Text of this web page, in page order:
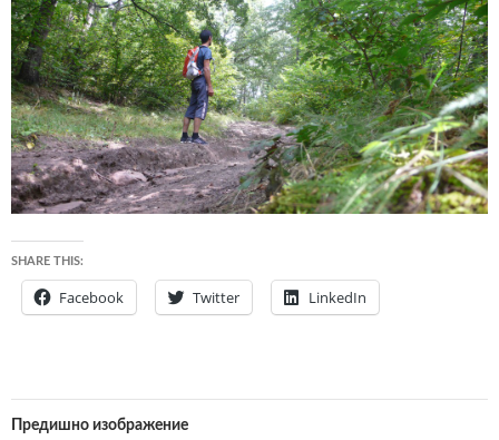
SHARE THIS:
Facebook Twitter LinkedIn
Предишно изображение